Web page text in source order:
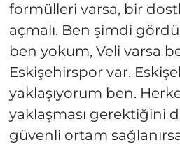
formülleri varsa, bir
açmalı. Ben şimdi
ben yokum, Veli varsa
Eskişehirspor var.
yaklaşıyorum ben.
yaklaşması gerektiğini
güvenli ortam